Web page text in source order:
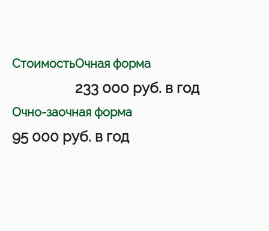
СтоимостьОчная форма
233 000 руб. в год
Очно-заочная форма
95 000 руб. в год